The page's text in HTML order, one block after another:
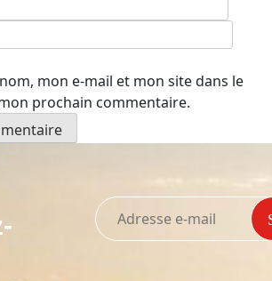
mon e-mail et mon site dans le
prochain commentaire.